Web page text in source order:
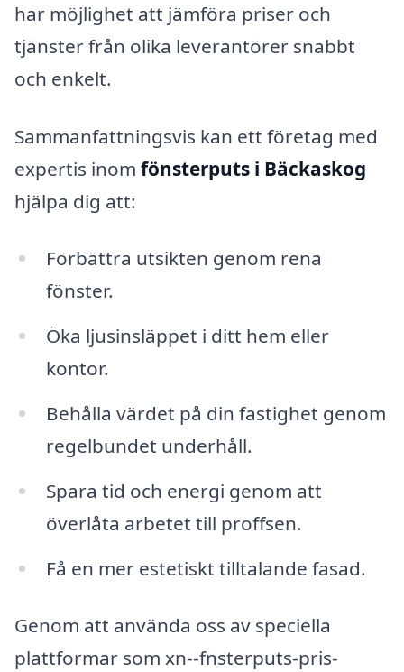
har möjlighet att jämföra priser och
tjänster från olika leverantörer snabbt
och enkelt.
Sammanfattningsvis kan ett företag med
expertis inom fönsterputs i Bäckaskog
hjälpa dig att:
Förbättra utsikten genom rena
fönster.
Öka ljusinsläppet i ditt hem eller
kontor.
Behålla värdet på din fastighet genom
regelbundet underhåll.
Spara tid och energi genom att
överlåta arbetet till proffsen.
Få en mer estetiskt tilltalande fasad.
Genom att använda oss av speciella
plattformar som xn--fnsterputs-pris-